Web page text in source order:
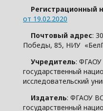
Регистрационный
от 19.02.2020
Почтовый адрес:
Победы, 85, НИУ
Учредитель: ФГАОУ
государственный
исследовательский
Издатель: ФГАОУ
государственный